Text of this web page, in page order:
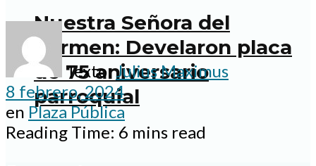
Nuestra Señora del
Carmen: Develaron placa
de 75 aniversario
parroquial
Texto:Julius Maximus
8 febrero, 2024
en Plaza Pública
Reading Time: 6 mins read